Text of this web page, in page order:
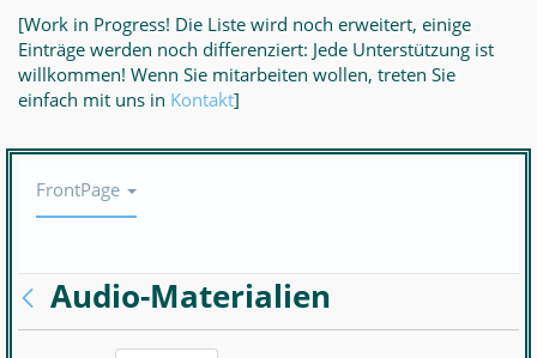
[Work in Progress! Die Liste wird noch erweitert, einige
Einträge werden noch differenziert: Jede Unterstützung ist
willkommen! Wenn Sie mitarbeiten wollen, treten Sie
einfach mit uns in Kontakt]
Navigation
anzeigen/verbergen
FrontPage
Audio-Materialien